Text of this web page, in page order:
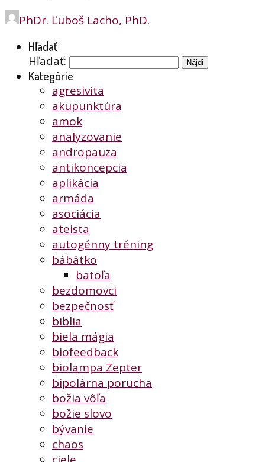
PhDr. Ľuboš Lacho, PhD.
Hľadať
Hľadať:
Kategórie
agresivita
akupunktúra
amok
analyzovanie
andropauza
antikoncepcia
aplikácia
armáda
asociácia
ateista
autogénny tréning
bábätko
batoľa
bezdomovci
bezpečnosť
biblia
biela mágia
biofeedback
biolampa Zepter
bipolárna porucha
božia vôľa
božie slovo
bývanie
chaos